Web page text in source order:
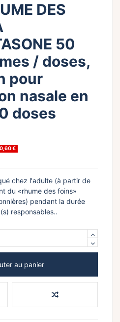
DES
50
/ doses,
pour
nasale en
doses
€
chez l'adulte (à partir de
du «rhume des foins»
pendant la durée
responsables..
au panier